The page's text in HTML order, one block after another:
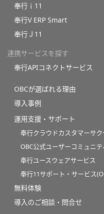
奉行ｉ11
奉行V ERP Smart
奉行Ｊ11
連携サービスを探す
奉行APIコネクトサービス
OBCが選ばれる理由
導入事例
運用支援・サポート
奉行クラウドカスタマーサク
OBC公式ユーザーコミュニ
奉行ユースウェアサービス
奉行11サポート・サービス
無料体験
導入のご相談・問合せ